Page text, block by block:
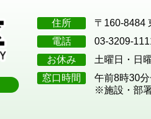
住所 〒160-8484
電話
03-3209-
お休み
土曜日・日
窓口時間
午前8時30
※施設・部